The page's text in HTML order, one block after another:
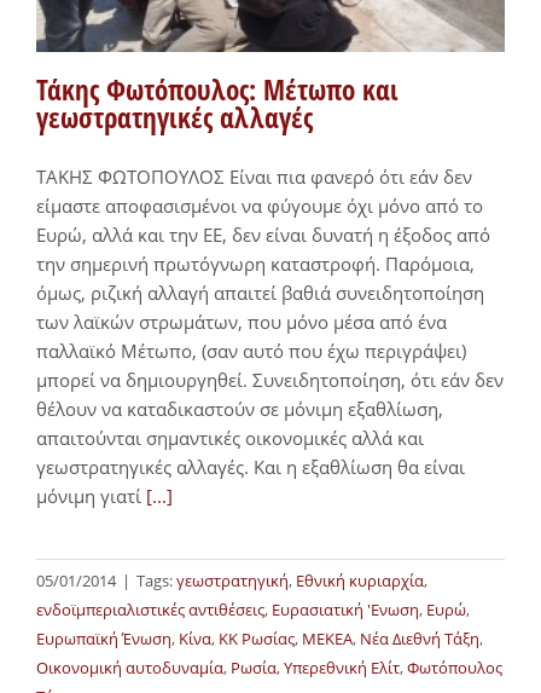
Τάκης Φωτόπουλος: Μέτωπο και
γεωστρατηγικές αλλαγές
ΤΑΚΗΣ ΦΩΤΟΠΟΥΛΟΣ Είναι πια φανερό ότι εάν δεν
είμαστε αποφασισμένοι να φύγουμε όχι μόνο από το
Ευρώ, αλλά και την ΕΕ, δεν είναι δυνατή η έξοδος από
την σημερινή πρωτόγνωρη καταστροφή. Παρόμοια,
όμως, ριζική αλλαγή απαιτεί βαθιά συνειδητοποίηση
των λαϊκών στρωμάτων, που μόνο μέσα από ένα
παλλαϊκό Μέτωπο, (σαν αυτό που έχω περιγράψει)
μπορεί να δημιουργηθεί. Συνειδητοποίηση, ότι εάν δεν
θέλουν να καταδικαστούν σε μόνιμη εξαθλίωση,
απαιτούνται σημαντικές οικονομικές αλλά και
γεωστρατηγικές αλλαγές. Και η εξαθλίωση θα είναι
μόνιμη γιατί [...]
05/01/2014 | Tags:γεωστρατηγική, Εθνική κυριαρχία,
ενδοϊμπεριαλιστικές αντιθέσεις, Ευρασιατική 'Ενωση, Ευρώ,
Ευρωπαϊκή Ένωση, Κίνα, ΚΚ Ρωσίας, ΜΕΚΕΑ, Νέα Διεθνή Τάξη,
Οικονομική αυτοδυναμία, Ρωσία,Υπερεθνική Ελίτ,Φωτόπουλος